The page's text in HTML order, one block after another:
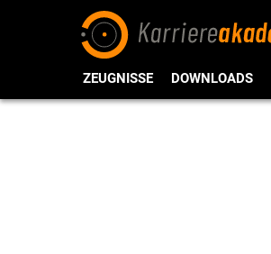
ZEUGNISSE DOWNLOADS